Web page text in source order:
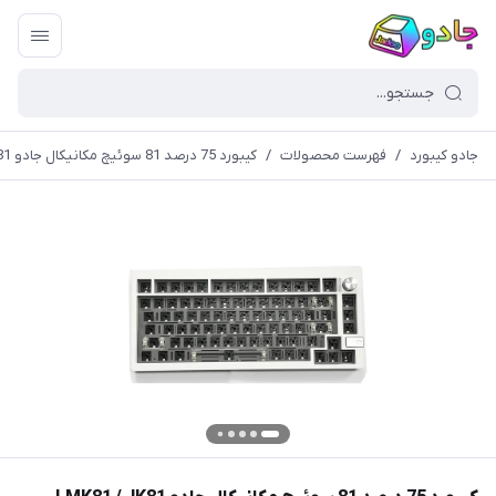
جادو کیبورد / فهرست محصولات / کیبورد 75 درصد 81 سوئیچ مکانیکال جادو LMK81 / JK81